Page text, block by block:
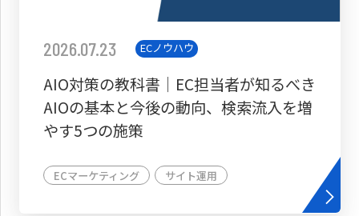
2026.07.23 ECノウハウ
AIO対策の教科書│EC担当者が知るべき
AIOの基本と今後の動向、検索流入を増
やす5つの施策
ECマーケティング サイト運用